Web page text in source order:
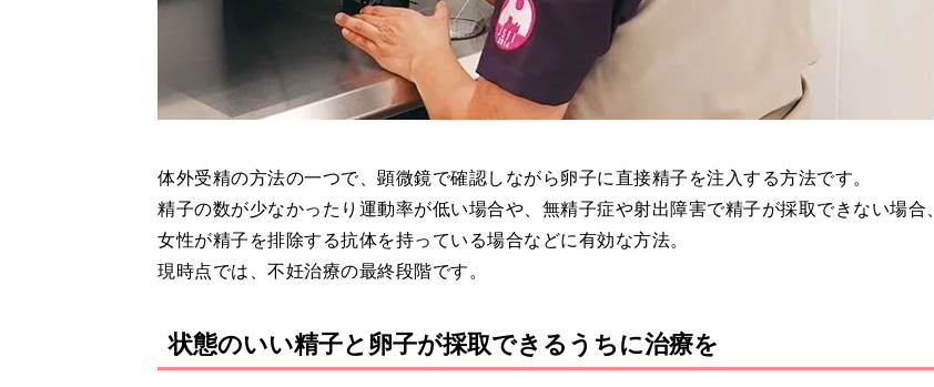
体外受精の方法の一つで、顕微鏡で確認しながら卵子に直接精子を注入する方法です。
精子の数が少なかったり運動率が低い場合や、無精子症や射出障害で精子が採取できない場合、
女性が精子を排除する抗体を持っている場合などに有効な方法。
現時点では、不妊治療の最終段階です。
状態のいい精子と卵子が採取できるうちに治療を